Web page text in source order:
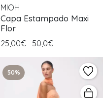
MIOH
Capa Estampado Maxi
Flor
25,00€ 50,0€
50%